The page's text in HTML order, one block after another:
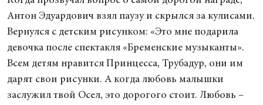
Антон Эдуардович взял паузу и скрылся за кулисами.
Вернулся с детским рисунком: «Это мне подарила
девочка после спектакля «Бременские музыканты».
Всем детям нравится Принцесса, Трубадур, они им
дарят свои рисунки. А когда любовь малышки
заслужил твой Осел, это дорогого стоит. Любовь –